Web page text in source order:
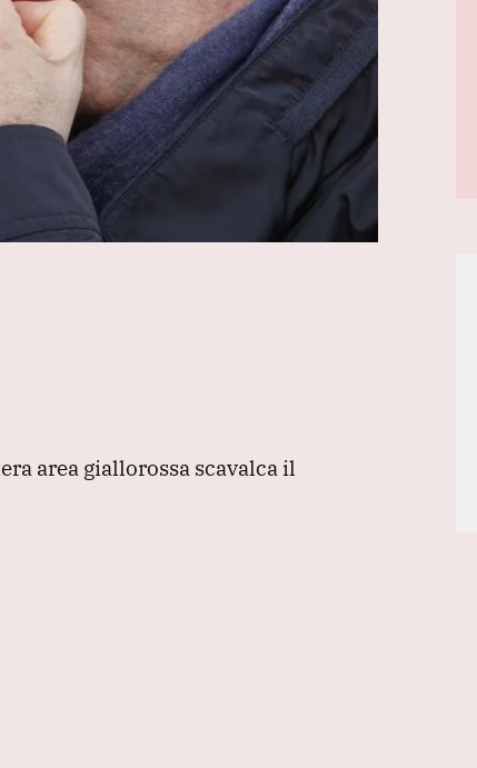
area giallorossa scavalca il